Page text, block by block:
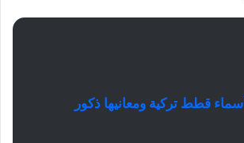
أسماء قطط تركية ومعانيها ذكور